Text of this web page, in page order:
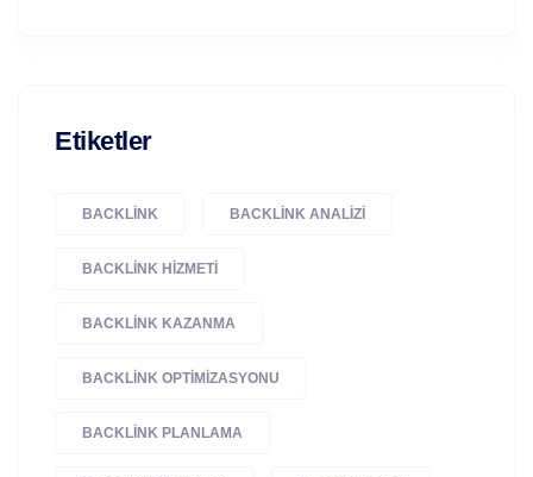
Etiketler
BACKLINK BACKLINK ANALIZI
BACKLINK HIZMETI
BACKLINK KAZANMA
BACKLINK OPTIMIZASYONU
BACKLINK PLANLAMA